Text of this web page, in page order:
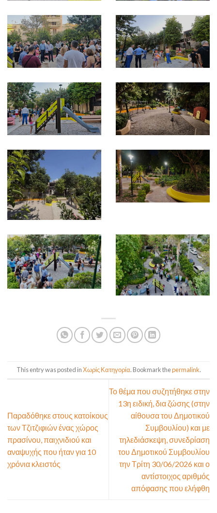
This entry was posted inΧωρίς Κατηγορία. Bookmark thepermalink.
Παραδόθηκε στους κατοίκους
των Τζιτζιφιών ένας χώρος
πρασίνου, παιχνιδιού και
αναψυχής που ήταν για 10
χρόνια κλειστός
Το θέμα που συζητήθηκε στην
13η ειδική, δια ζώσης (στην
αίθουσα του Δημοτικού
Συμβουλίου) και με
τηλεδιάσκεψη, συνεδρίαση
του Δημοτικού Συμβουλίου
την Τρίτη 30/06/2026 και ο
αντίστοιχος αριθμός
απόφασης που ελήφθη